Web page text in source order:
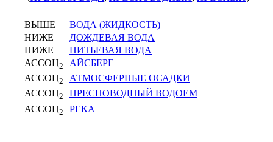
ВЫШЕ
ВОДА (ЖИДКОСТЬ)
НИЖЕ
ДОЖДЕВАЯ ВОДА
НИЖЕ
ПИТЬЕВАЯ ВОДА
АССОЦ2
АЙСБЕРГ
АССОЦ2
АТМОСФЕРНЫЕ ОСАДКИ
АССОЦ2
ПРЕСНОВОДНЫЙ ВОДОЕМ
АССОЦ2 РЕКА